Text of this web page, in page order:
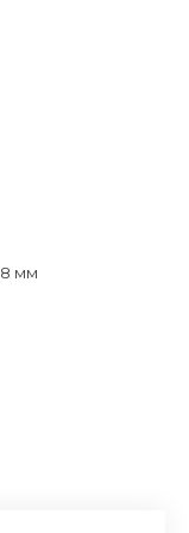
мм